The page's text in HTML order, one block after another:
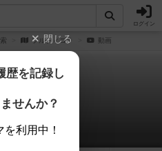
ログイン
フルティコラ 動画
ィコラ
の動画
閉じる
歴を記録し
せんか？
利用中！